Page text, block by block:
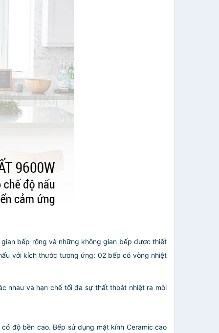
bếp rộng và những không gian bếp được thiết
với kích thước tương ứng: 02 bếp có vòng nhiệt
nhau và hạn chế tối đa sự thất thoát nhiệt ra môi
độ bền cao. Bếp sử dụng mặt kính Ceramic cao